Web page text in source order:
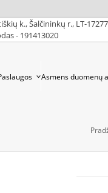
k., Šalčininkų r., LT-17277
- 191413020
Asmens duomenų